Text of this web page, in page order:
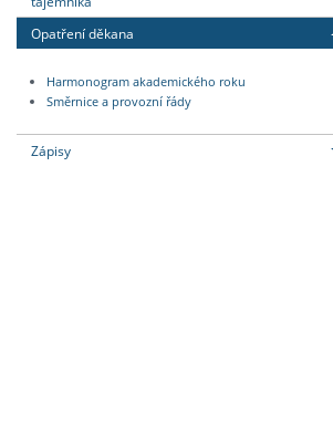
Opatření děkana
Harmonogram akademického roku
Směrnice a provozní řády
Zápisy